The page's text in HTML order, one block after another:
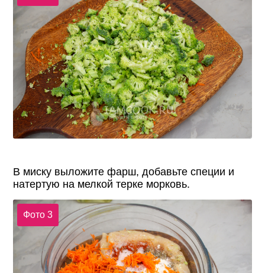
В миску выложите фарш, добавьте специи и
натертую на мелкой терке морковь.
Фото 3